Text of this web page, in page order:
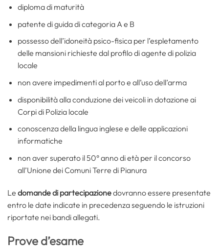
diploma di maturità
patente di guida di categoria A e B
possesso dell’idoneità psico-fisica per l’espletamento
delle mansioni richieste dal profilo di agente di polizia
locale
non avere impedimenti al porto e all’uso dell’arma
disponibilità alla conduzione dei veicoli in dotazione ai
Corpi di Polizia locale
conoscenza della lingua inglese e delle applicazioni
informatiche
non aver superato il 50° anno di età per il concorso
all’Unione dei Comuni Terre di Pianura
Le domande di partecipazionedovranno essere presentate
entro le date indicate in precedenza seguendo le istruzioni
riportate nei bandi allegati.
Prove d’esame